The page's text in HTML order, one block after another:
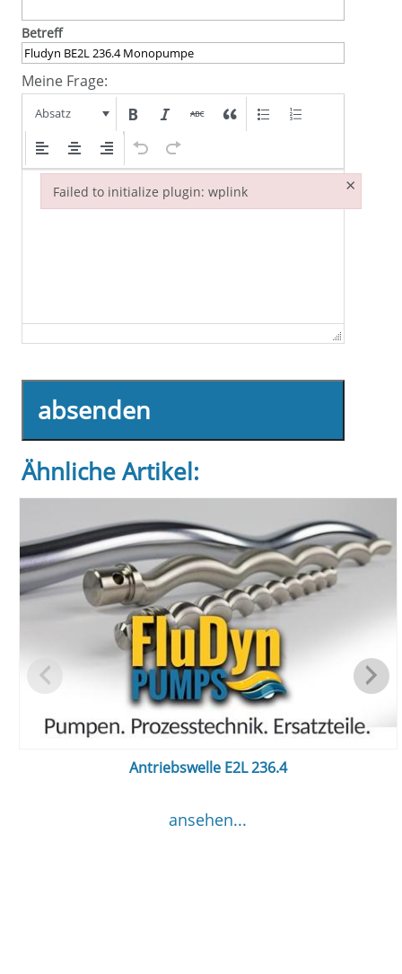
Betreff
Meine Frage:
Absatz
absenden
Ähnliche Artikel:
Antriebswelle E2L 236.4
ansehen...
Failed to initialize plugin: wplink ×
Failed to initialize plugin: wplink